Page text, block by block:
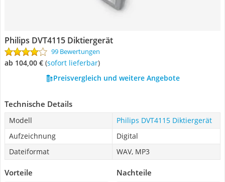
Philips DVT4115 Diktiergerät
99 Bewertungen
ab 104,00 € ( Sofort lieferbar)
Preisvergleich und weitere Angebote
Technische Details
Modell
Philips DVT4115 Diktiergerät
Aufzeichnung
Digital
Dateiformat
WAV, MP3
Vorteile Nachteile